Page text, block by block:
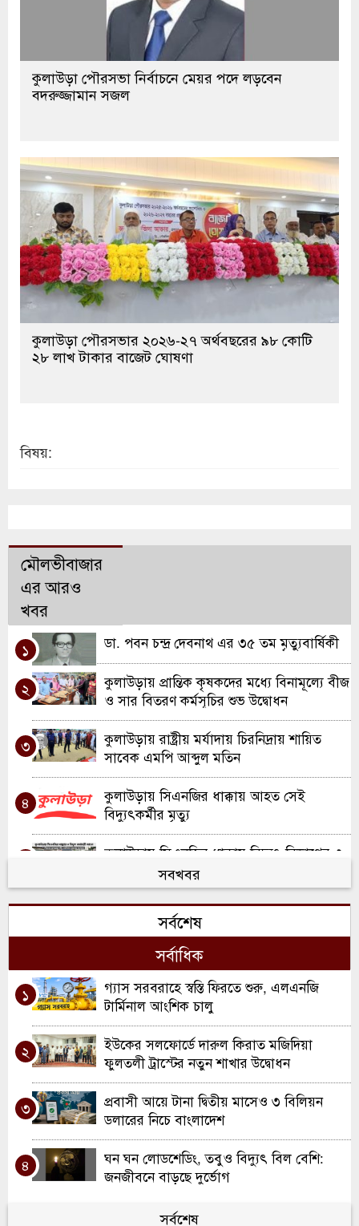
কুলাউড়া পৌরসভা নির্বাচনে মেয়র পদে লড়বেন
বদরুজ্জামান সজল
কুলাউড়া পৌরসভার ২০২৬-২৭ অর্থবছরের ৯৮ কোটি
২৮ লাখ টাকার বাজেট ঘোষণা
বিষয়:
মৌলভীবাজার
এর আরও
খবর
১ ডা. পবন চন্দ্র দেবনাথ এর ৩৫ তম মৃত্যুবার্ষিকী
২
কুলাউড়ায় প্রান্তিক কৃষকদের মধ্যে বিনামূল্যে বীজ
ও সার বিতরণ কর্মসূচির শুভ উদ্বোধন
৩
কুলাউড়ায় রাষ্ট্রীয় মর্যাদায় চিরনিদ্রায় শায়িত
সাবেক এমপি আব্দুল মতিন
৪
কুলাউড়ায় সিএনজির ধাক্কায় আহত সেই
বিদ্যুৎকর্মীর মৃত্যু
কুলাউড়ায় সিএনজির ধাক্কায় বিদ্যুৎ বিভাগের ৩
কর্মী আহত; একজন আইসিইউতে
খাল খননে নতুন দিগন্ত: কুলাউড়ায় ২ কোটি
টাকার প্রকল্পের যাত্রা
৭ মৌলভীবাজারে ১৩ ডাকাতের যাবজ্জীবন কারাদণ্ড
৮
কুলাউড়ায় ইউএনও পদে রদবদল, দায়িত্বে
আসছেন সানজিদা আক্তার
৯
রবিরবাজার-কর্মধা সড়ক সংস্কারে অনিয়মের
অভিযোগ
১০
শ্রীমঙ্গলে মসজিদে ফজরের নামাজরত অবস্থায়
মুসল্লি খুন
সবখবর
সর্বশেষ
সর্বাধিক
১
গ্যাস সরবরাহে স্বস্তি ফিরতে শুরু, এলএনজি
টার্মিনাল আংশিক চালু
২
ইউকের সলফোর্ডে দারুল কিরাত মজিদিয়া
ফুলতলী ট্রাস্টের নতুন শাখার উদ্বোধন
৩
প্রবাসী আয়ে টানা দ্বিতীয় মাসেও ৩ বিলিয়ন
ডলারের নিচে বাংলাদেশ
৪
ঘন ঘন লোডশেডিং, তবুও বিদ্যুৎ বিল বেশি:
জনজীবনে বাড়ছে দুর্ভোগ
৫ আগস্ট ২০২৪: আন্দোলন থেকে ক্ষমতার
সর্বশেষ